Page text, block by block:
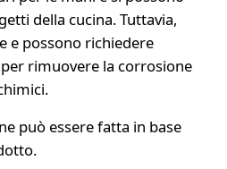
della cucina. Tuttavia,
e possono richiedere
rimuovere la corrosione
può essere fatta in base